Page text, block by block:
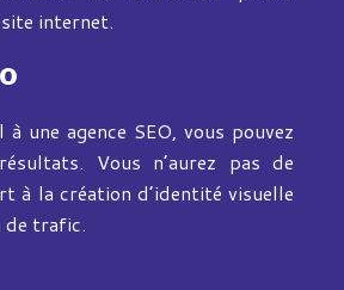
internet.
une agence SEO, vous pouvez
Vous n’aurez pas de
à la création d’identité visuelle
de trafic.